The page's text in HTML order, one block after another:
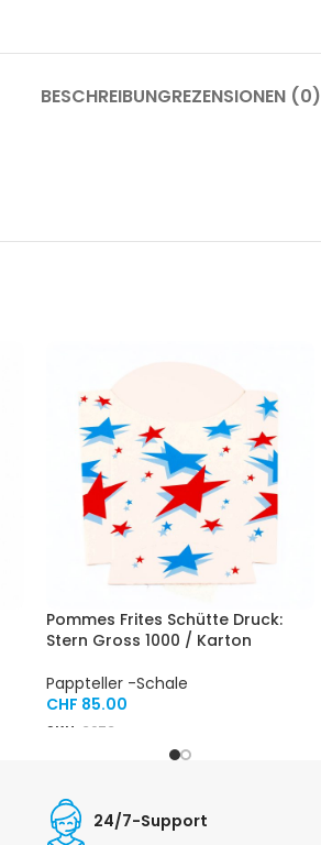
BESCHREIBUNGREZENSIONEN (0)
Pommes Frites Schütte Druck:
Stern Gross 1000 / Karton
Pappteller -Schale
CHF 85.00
SKU: 3073
24/7-Support